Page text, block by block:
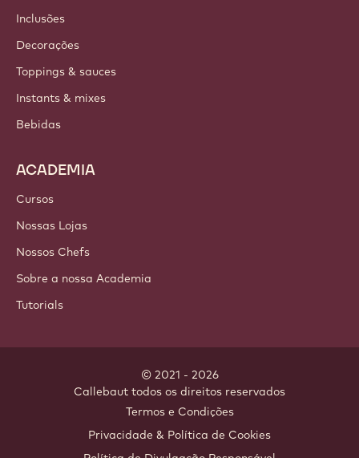
Inclusões
Decorações
Toppings & sauces
Instants & mixes
Bebidas
ACADEMIA
Cursos
Nossas Lojas
Nossos Chefs
Sobre a nossa Academia
Tutorials
© 2021 - 2026
Callebaut todos os direitos reservados
Termos e Condições
Privacidade & Política de Cookies